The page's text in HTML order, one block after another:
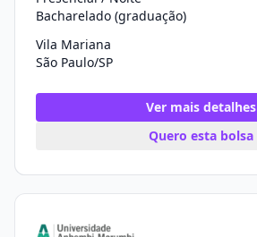
Bacharelado (graduação)
Vila Mariana
São Paulo/SP
Ver mais detalhes
Quero esta bolsa